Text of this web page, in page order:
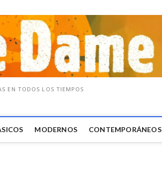
EN TODOS LOS TIEMPOS
MODERNOS CONTEMPORÁNEOS